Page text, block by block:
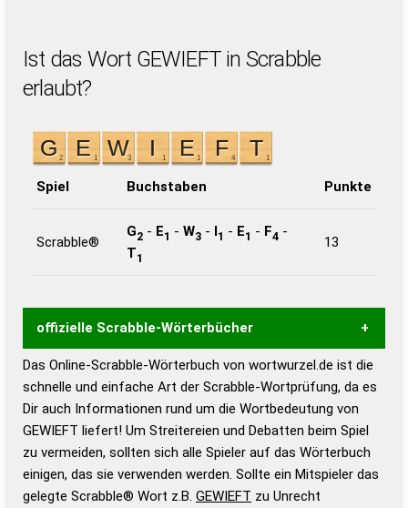
Ist das Wort GEWIEFT in Scrabble
erlaubt?
Spiel Buchstaben Punkte
Scrabble®
G2 - E1 - W3 - I1 - E1 - F4 -
T1
13
offizielle Scrabble-Wörterbücher
Wortwurzel liefert mit Hilfe eines semantischen
Wortanalyse-Algorithmus gute Anhaltspunkte zu
Wortbedeutung, Worttrennung und Wortform, um die
Gültigkeit eines Wortes für das Scrabble-Spiel zu
bestimmen!
zugelassene Turnier Scrabble-
Wörterbücher sind:
Das Online-Scrabble-Wörterbuch von wortwurzel.de ist die
schnelle und einfache Art der Scrabble-Wortprüfung, da es
Dir auch Informationen rund um die Wortbedeutung von
GEWIEFT liefert! Um Streitereien und Debatten beim Spiel
zu vermeiden, sollten sich alle Spieler auf das Wörterbuch
einigen, das sie verwenden werden. Sollte ein Mitspieler das
gelegte Scrabble® Wort z.B. GEWIEFT zu Unrecht